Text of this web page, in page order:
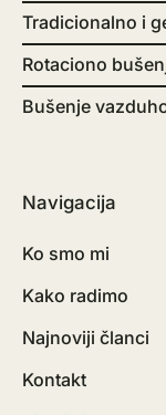
Tradicionalno i
Rotaciono
Bušenje
Navigacija
Ko smo mi
Kako radimo
Najnoviji članci
Kontakt